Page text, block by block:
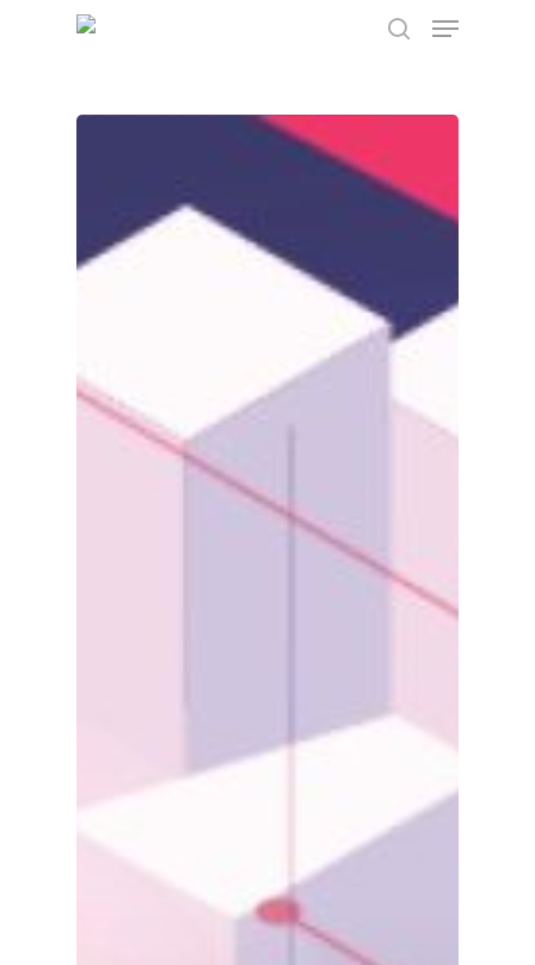
Hit enter to search or ESC to close